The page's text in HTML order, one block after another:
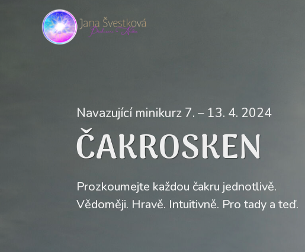
Navazující minikurz 7. – 13. 4. 2024
ČAKROSKEN
Prozkoumejte každou čakru jednotlivě.
Vědoměji. Hravě. Intuitivně. Pro tady a teď.